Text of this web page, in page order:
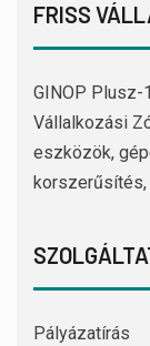
FRISS
GINOP Plusz-
Vállalkozási
eszközök,
Pályázatírás